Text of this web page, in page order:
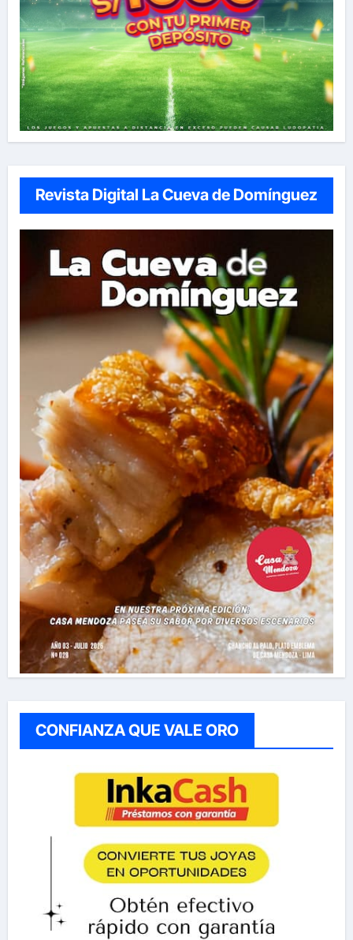
Revista Digital La Cueva de Domínguez
CONFIANZA QUE VALE ORO